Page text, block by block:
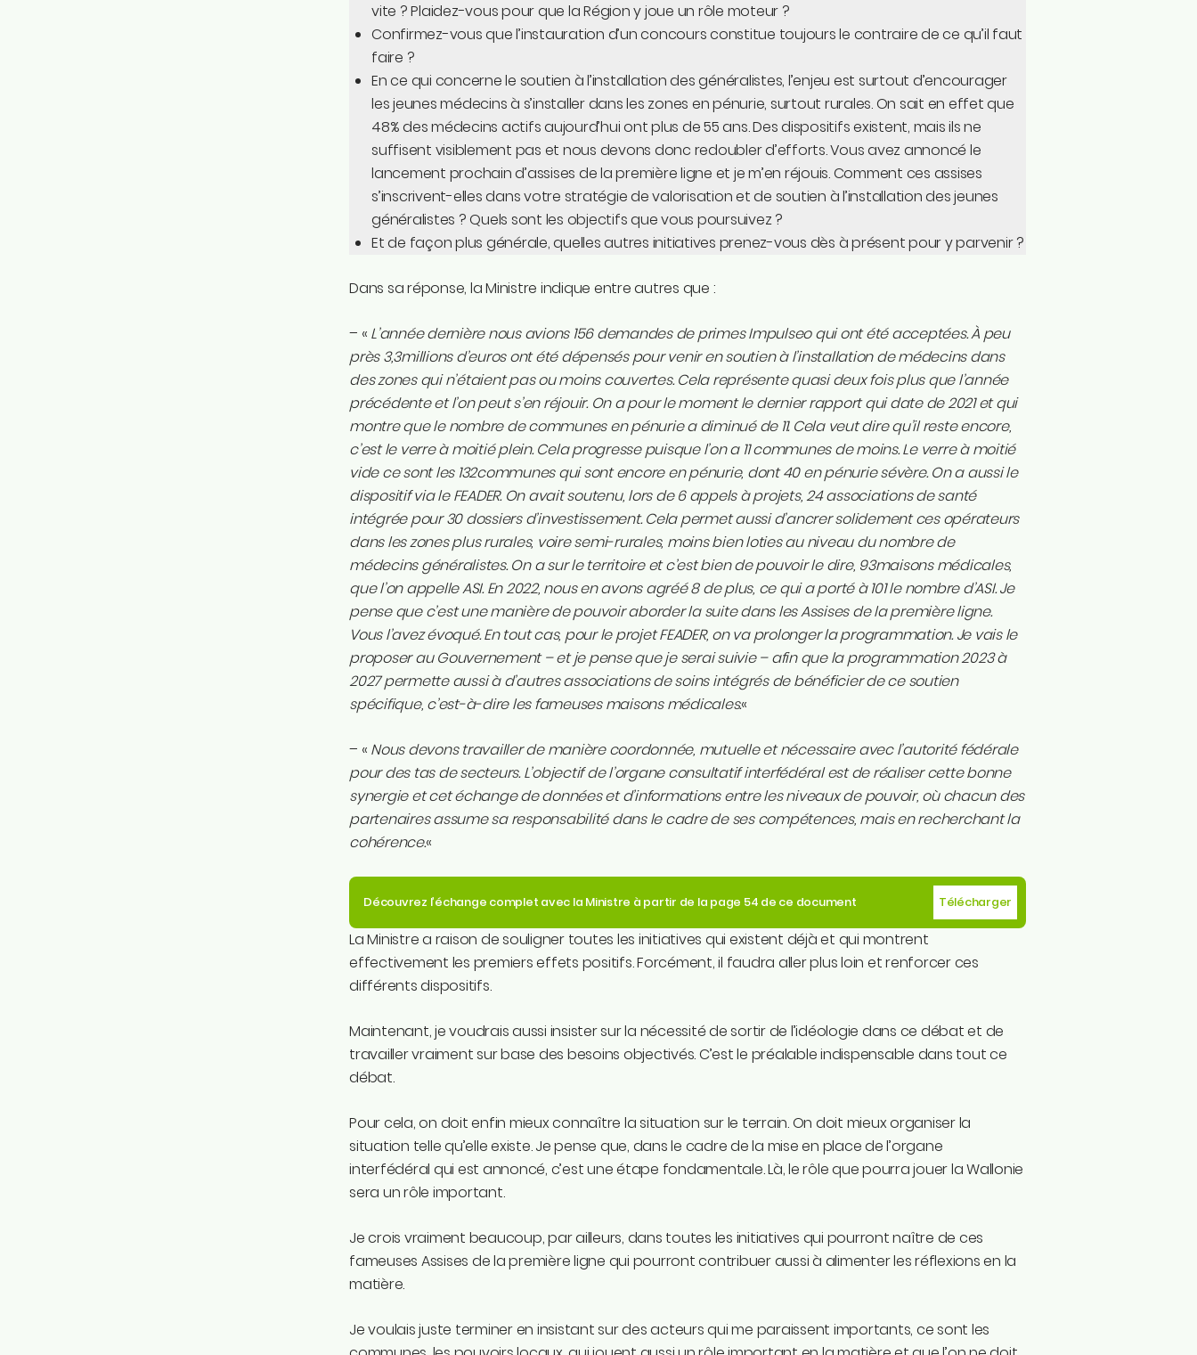
vite ? Plaidez-vous pour que la Région y joue un rôle moteur ?
Confirmez-vous que l’instauration d’un concours constitue toujours le contraire de ce qu’il faut
faire ?
En ce qui concerne le soutien à l’installation des généralistes, l’enjeu est surtout d’encourager
les jeunes médecins à s’installer dans les zones en pénurie, surtout rurales. On sait en effet que
48% des médecins actifs aujourd’hui ont plus de 55 ans. Des dispositifs existent, mais ils ne
suffisent visiblement pas et nous devons donc redoubler d’efforts. Vous avez annoncé le
lancement prochain d’assises de la première ligne et je m’en réjouis. Comment ces assises
s’inscrivent-elles dans votre stratégie de valorisation et de soutien à l’installation des jeunes
généralistes ? Quels sont les objectifs que vous poursuivez ?
Et de façon plus générale, quelles autres initiatives prenez-vous dès à présent pour y parvenir ?
Dans sa réponse, la Ministre indique entre autres que :
– « L’année dernière nous avions 156 demandes de primes Impulseo qui ont été acceptées. À peu
près 3,3millions d’euros ont été dépensés pour venir en soutien à l’installation de médecins dans
des zones qui n’étaient pas ou moins couvertes. Cela représente quasi deux fois plus que l’année
précédente et l’on peut s’en réjouir. On a pour le moment le dernier rapport qui date de 2021 et qui
montre que le nombre de communes en pénurie a diminué de 11. Cela veut dire qu’il reste encore,
c’est le verre à moitié plein. Cela progresse puisque l’on a 11 communes de moins. Le verre à moitié
vide ce sont les 132communes qui sont encore en pénurie, dont 40 en pénurie sévère. On a aussi le
dispositif via le FEADER. On avait soutenu, lors de 6 appels à projets, 24 associations de santé
intégrée pour 30 dossiers d’investissement. Cela permet aussi d’ancrer solidement ces opérateurs
dans les zones plus rurales, voire semi-rurales, moins bien loties au niveau du nombre de
médecins généralistes. On a sur le territoire et c’est bien de pouvoir le dire, 93maisons médicales,
que l’on appelle ASI. En 2022, nous en avons agréé 8 de plus, ce qui a porté à 101 le nombre d’ASI. Je
pense que c’est une manière de pouvoir aborder la suite dans les Assises de la première ligne.
Vous l’avez évoqué. En tout cas, pour le projet FEADER, on va prolonger la programmation. Je vais le
proposer au Gouvernement – et je pense que je serai suivie – afin que la programmation 2023 à
2027 permette aussi à d’autres associations de soins intégrés de bénéficier de ce soutien
spécifique, c’est-à-dire les fameuses maisons médicales.«
– « Nous devons travailler de manière coordonnée, mutuelle et nécessaire avec l’autorité fédérale
pour des tas de secteurs. L’objectif de l’organe consultatif interfédéral est de réaliser cette bonne
synergie et cet échange de données et d’informations entre les niveaux de pouvoir, où chacun des
partenaires assume sa responsabilité dans le cadre de ses compétences, mais en recherchant la
cohérence.«
Découvrez l’échange complet avec la Ministre à partir de la page 54 de ce document Télécharger
La Ministre a raison de souligner toutes les initiatives qui existent déjà et qui montrent
effectivement les premiers effets positifs. Forcément, il faudra aller plus loin et renforcer ces
différents dispositifs.
Maintenant, je voudrais aussi insister sur la nécessité de sortir de l’idéologie dans ce débat et de
travailler vraiment sur base des besoins objectivés. C’est le préalable indispensable dans tout ce
débat.
Pour cela, on doit enfin mieux connaître la situation sur le terrain. On doit mieux organiser la
situation telle qu’elle existe. Je pense que, dans le cadre de la mise en place de l’organe
interfédéral qui est annoncé, c’est une étape fondamentale. Là, le rôle que pourra jouer la Wallonie
sera un rôle important.
Je crois vraiment beaucoup, par ailleurs, dans toutes les initiatives qui pourront naître de ces
fameuses Assises de la première ligne qui pourront contribuer aussi à alimenter les réflexions en la
matière.
Je voulais juste terminer en insistant sur des acteurs qui me paraissent importants, ce sont les